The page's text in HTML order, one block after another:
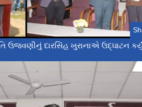
ઉજવણીનું દારસિંહ ખુરાનાએ ઉદ્ઘાટન